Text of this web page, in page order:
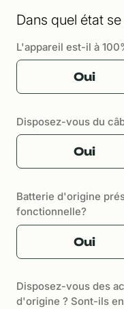
Dans quel état
L'appareil est-il à
Oui
Disposez-vous du
Oui
Batterie d'origine
fonctionnelle?
Oui
Disposez-vous des
d'origine ? Sont-ils